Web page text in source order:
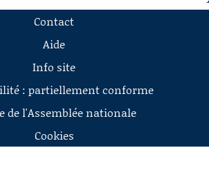
Contact
Aide
Info site
: partiellement conforme
de l'Assemblée nationale
Cookies